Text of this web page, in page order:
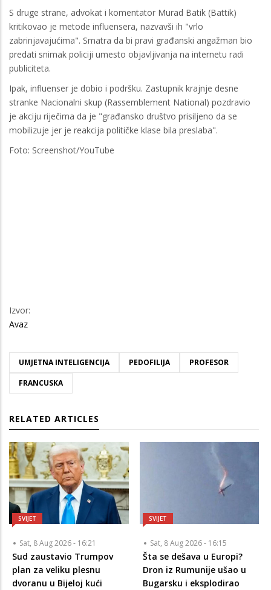
S druge strane, advokat i komentator Murad Batik (Battik)
kritikovao je metode influensera, nazvavši ih "vrlo
zabrinjavajućima". Smatra da bi pravi građanski angažman bio
predati snimak policiji umesto objavljivanja na internetu radi
publiciteta.
Ipak, influenser je dobio i podršku. Zastupnik krajnje desne
stranke Nacionalni skup (Rassemblement National) pozdravio
je akciju riječima da je "građansko društvo prisiljeno da se
mobilizuje jer je reakcija političke klase bila preslaba".
Foto: Screenshot/YouTube
Izvor:
Avaz
UMJETNA INTELIGENCIJA PEDOFILIJA
PROFESOR
FRANCUSKA
RELATED ARTICLES
SVIJET
Sat, 8 Aug 2026 - 16:21
Sud zaustavio Trumpov
plan za veliku plesnu
dvoranu u Bijeloj kući
SVIJET
Sat, 8 Aug 2026 - 16:15
Šta se dešava u Europi?
Dron iz Rumunije ušao u
Bugarsku i eksplodirao